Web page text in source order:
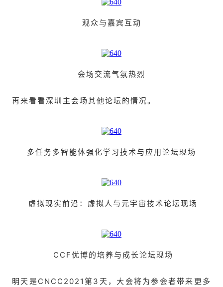
观众与嘉宾互动
会场交流气氛热烈
再来看看深圳主会场其他论坛的情况。
多任务多智能体强化学习技术与应用论坛现场
虚拟现实前沿： 虚拟人与元宇宙技术论坛现场
CCF优博的培养与成长论坛现场
明天是CNCC2021第3天，大会将为参会者带来更多